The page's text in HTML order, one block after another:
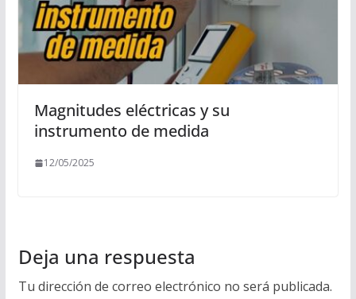
Magnitudes eléctricas y su
instrumento de medida
12/05/2025
Deja una respuesta
Tu dirección de correo electrónico no será publicada.